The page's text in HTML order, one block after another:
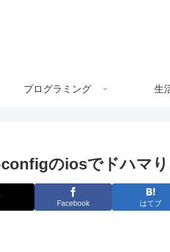
プログラミング 生
のiosでドハマ
Facebook はてブ